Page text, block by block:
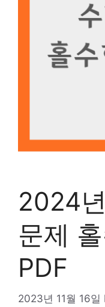
2024
문제
PDF
2023년 11월 16일